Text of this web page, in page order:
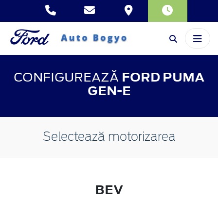
CONFIGUREAZĂ FORD PUMA
GEN-E
Selectează motorizarea
BEV